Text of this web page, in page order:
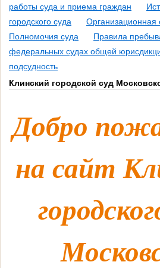
работы суда и приема граждан
городского суда
Организационная
Полномочия суда
Правила
федеральных судах общей
подсудность
Клинский городской суд
Добро
на сайт